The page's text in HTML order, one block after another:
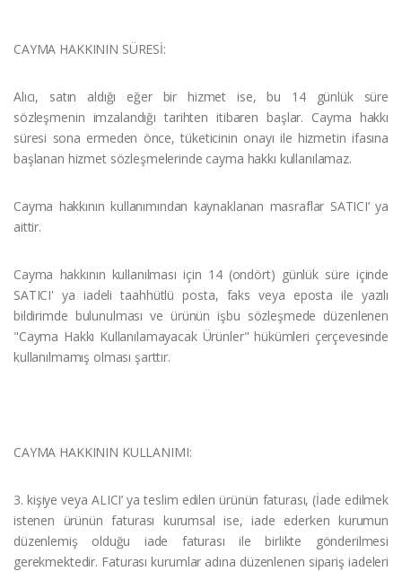
CAYMA HAKKININ SÜRESİ:
Alıcı, satın aldığı eğer bir hizmet ise, bu 14 günlük süre
sözleşmenin imzalandığı tarihten itibaren başlar. Cayma hakkı
süresi sona ermeden önce, tüketicinin onayı ile hizmetin ifasına
başlanan hizmet sözleşmelerinde cayma hakkı kullanılamaz.
Cayma hakkının kullanımından kaynaklanan masraflar SATICI’ ya
aittir.
Cayma hakkının kullanılması için 14 (ondört) günlük süre içinde
SATICI' ya iadeli taahhütlü posta, faks veya eposta ile yazılı
bildirimde bulunulması ve ürünün işbu sözleşmede düzenlenen
"Cayma Hakkı Kullanılamayacak Ürünler" hükümleri çerçevesinde
kullanılmamış olması şarttır.
CAYMA HAKKININ KULLANIMI:
3. kişiye veya ALICI’ ya teslim edilen ürünün faturası, (İade edilmek
istenen ürünün faturası kurumsal ise, iade ederken kurumun
düzenlemiş olduğu iade faturası ile birlikte gönderilmesi
gerekmektedir. Faturası kurumlar adına düzenlenen sipariş iadeleri